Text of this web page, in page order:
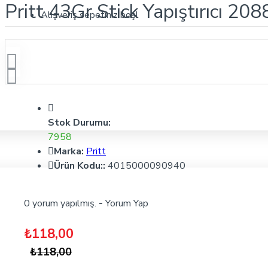
Alışveriş sepetiniz boş!
Pritt 43Gr Stick Yapıştırıcı
Stok Durumu:
7958
Marka: Pritt
Ürün Kodu:: 4015000090940
0 yorum yapılmış. - Yorum Yap
₺118,00
₺118,00